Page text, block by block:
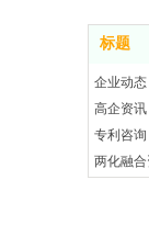
标题
企业动态
高企资讯
专利咨询
两化融